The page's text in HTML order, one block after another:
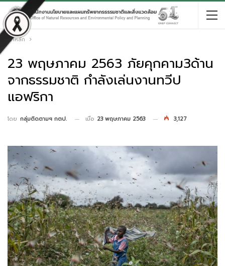
หน้าหลัก
23 พฤษภาคม 2563 ภัยคุกคาม3ด้าน
จากธรรมชาติ กำลังเล่นงานทวีป
แอฟริกา
โดย กลุ่มติดตามฯ กตป. เมื่อ 23 พฤษภาคม 2563 3,127